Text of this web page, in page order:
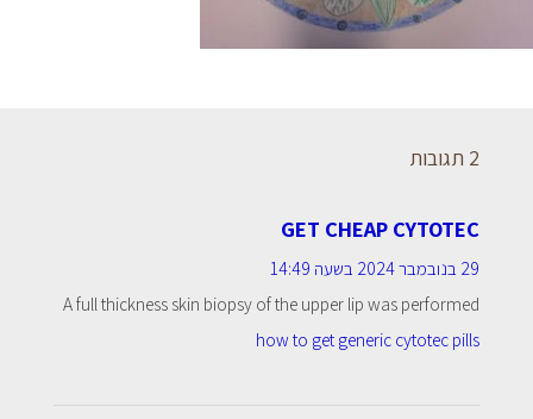
2 תגובות
GET CHEAP CYTOTEC
29 בנובמבר 2024 בשעה 14:49
A full thickness skin biopsy of the upper lip was performed
how to get generic cytotec pills